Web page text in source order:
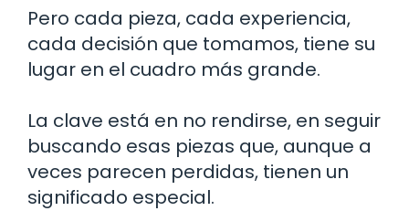
Pero cada pieza, cada experiencia,
cada decisión que tomamos, tiene su
lugar en el cuadro más grande.
La clave está en no rendirse, en seguir
buscando esas piezas que, aunque a
veces parecen perdidas, tienen un
significado especial.